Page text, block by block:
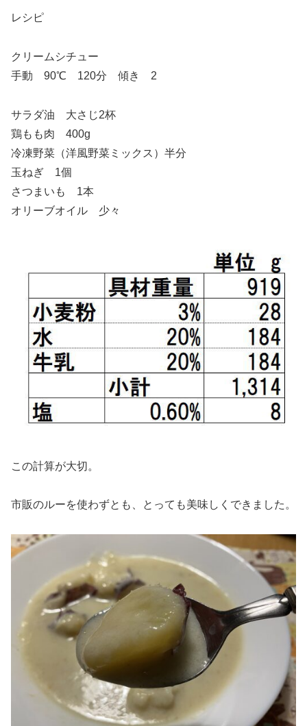
レシピ
クリームシチュー
手動 90℃ 120分 傾き 2
サラダ油 大さじ2杯
鶏もも肉 400g
冷凍野菜（洋風野菜ミックス）半分
玉ねぎ 1個
さつまいも 1本
オリーブオイル 少々
この計算が大切。
市販のルーを使わずとも、とっても美味しくできました。